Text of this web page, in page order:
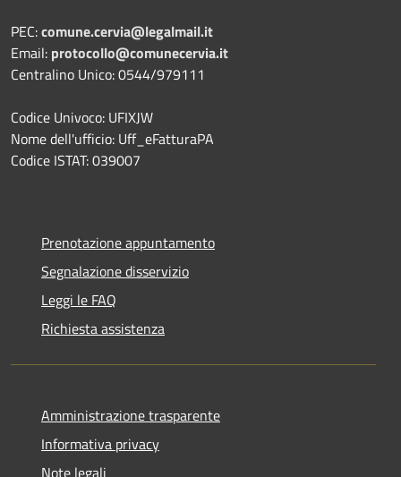
PEC:comune.cervia@legalmail.it
Email: protocollo@comunecervia.it
Centralino Unico: 0544/979111
Codice Univoco: UFIXJW
Nome dell'ufficio: Uff_eFatturaPA
Codice ISTAT: 039007
Prenotazione appuntamento
Segnalazione disservizio
Leggi le FAQ
Richiesta assistenza
Amministrazione trasparente
Informativa privacy
Note legali